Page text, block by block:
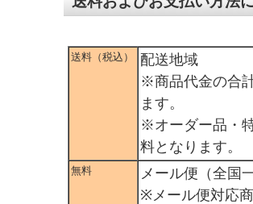
送料（税込）
配送地域
※商品代金の合
ます。
※オーダー品・
料となります。
無料
メール便（全国
※メール便対応